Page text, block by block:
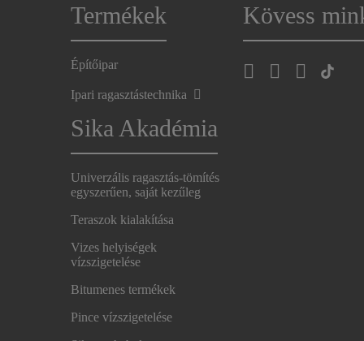
Termékek
Építőipar
Ipari ragasztástechnika
Sika Akadémia
Univerzális ragasztás-tömítés
egyszerűen, saját kezűleg
Teraszok kialakítása
Vizes helyiségek
vízszigetelése
Bitumenes termékek
Pince vízszigetelése
Kövess